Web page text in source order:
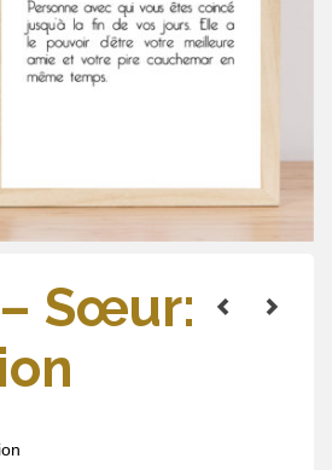
Sœur: